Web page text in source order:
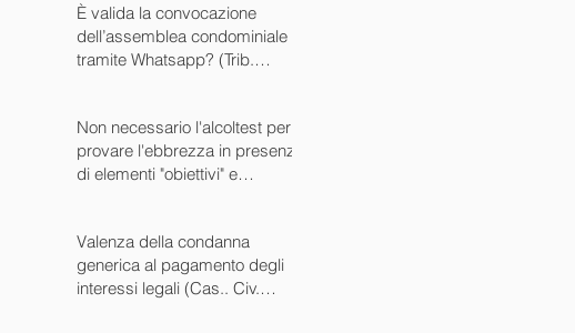
È valida la convocazione
dell’assemblea condominiale
tramite Whatsapp? (Trib.
Non necessario l'alcoltest per
provare l'ebbrezza in presenza
di elementi "obiettivi" e
Valenza della condanna
generica al pagamento degli
interessi legali (Cas.. Civ.